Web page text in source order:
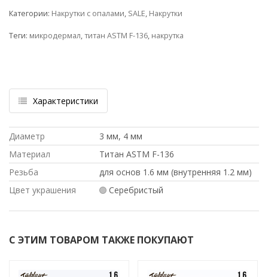
Категории: Накрутки с опалами, SALE, Накрутки
Теги: микродермал,титан ASTM F-136, накрутка
Характеристики
Диаметр
3 мм, 4 мм
Материал
Титан ASTM F-136
Резьба
для основ 1.6 мм (внутренняя 1.2 мм)
Цвет украшения
Серебристый
С ЭТИМ ТОВАРОМ ТАКЖЕ ПОКУПАЮТ